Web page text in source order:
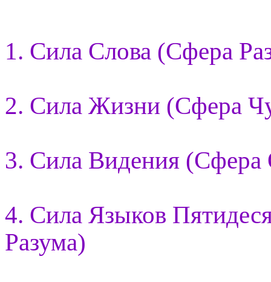
1. Сила Слова (Сфера
2. Сила Жизни (Сфера
3. Сила Видения (Сфера
4. Сила Языков
Разума)